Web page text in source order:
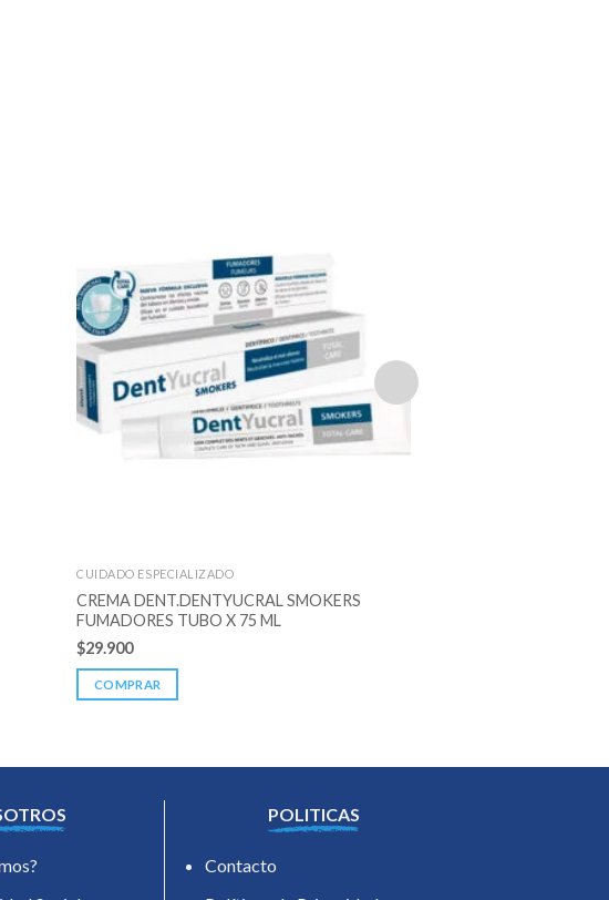
CUIDADO ESPECIALIZADO
CREMA DENT.DENTYUCRAL SMOKERS
FUMADORES TUBO X 75 ML
$29.900
COMPRAR
POLITICAS
Contacto